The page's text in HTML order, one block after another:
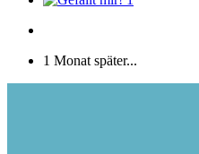
1 Monat später...